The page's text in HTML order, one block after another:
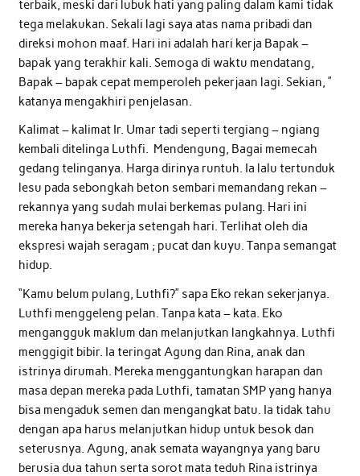
terbaik, meski dari lubuk hati yang paling dalam kami tidak
tega melakukan. Sekali lagi saya atas nama pribadi dan
direksi mohon maaf. Hari ini adalah hari kerja Bapak –
bapak yang terakhir kali. Semoga di waktu mendatang,
Bapak – bapak cepat memperoleh pekerjaan lagi. Sekian, ”
katanya mengakhiri penjelasan.
Kalimat – kalimat Ir. Umar tadi seperti tergiang – ngiang
kembali ditelinga Luthfi. Mendengung, Bagai memecah
gedang telinganya. Harga dirinya runtuh. Ia lalu tertunduk
lesu pada sebongkah beton sembari memandang rekan –
rekannya yang sudah mulai berkemas pulang. Hari ini
mereka hanya bekerja setengah hari. Terlihat oleh dia
ekspresi wajah seragam ; pucat dan kuyu. Tanpa semangat
hidup.
“Kamu belum pulang, Luthfi?” sapa Eko rekan sekerjanya.
Luthfi menggeleng pelan. Tanpa kata – kata. Eko
mengangguk maklum dan melanjutkan langkahnya. Luthfi
menggigit bibir. Ia teringat Agung dan Rina, anak dan
istrinya dirumah. Mereka menggantungkan harapan dan
masa depan mereka pada Luthfi, tamatan SMP yang hanya
bisa mengaduk semen dan mengangkat batu. Ia tidak tahu
dengan apa harus melanjutkan hidup untuk besok dan
seterusnya. Agung, anak semata wayangnya yang baru
berusia dua tahun serta sorot mata teduh Rina istrinya